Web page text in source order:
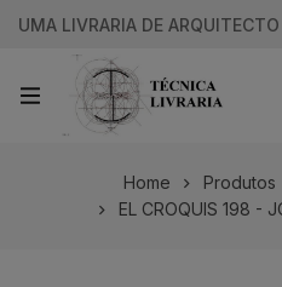
UMA LIVRARIA DE
Home Produtos
EL CROQUIS 198 -